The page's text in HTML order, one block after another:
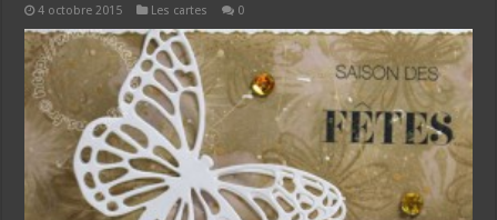
4 octobre 2015 Les cartes 0